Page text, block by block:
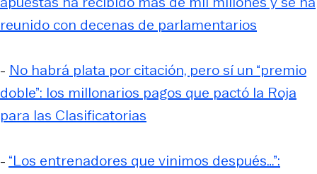
reunido con decenas de parlamentarios
- No habrá plata por citación, pero sí un “premio
doble”: los millonarios pagos que pactó la Roja
para las Clasificatorias
- “Los entrenadores que vinimos después…”: